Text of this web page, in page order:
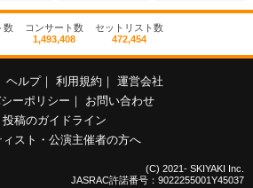
数
コンサート数
1,493,408
セットリスト数
472,454
ヘルプ 利用規約
運営会社
ーポリシー
お問い合わせ
投稿のガイドライン
ィスト・公演主催者の方へ
(C) 2021- SKIYAKI Inc.
JASRAC許諾番号：9022255001Y45037